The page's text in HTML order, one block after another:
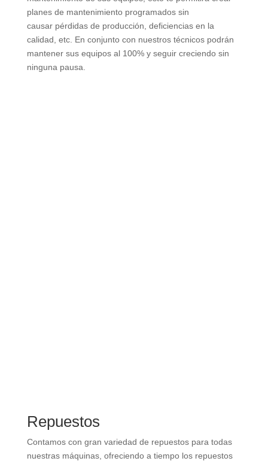
planes de mantenimiento programados sin
causar pérdidas de producción, deficiencias en la
calidad, etc. En conjunto con nuestros técnicos podrán
mantener sus equipos al 100% y seguir creciendo sin
ninguna pausa.
Repuestos
Contamos con gran variedad de repuestos para todas
nuestras máquinas, ofreciendo a tiempo los repuestos